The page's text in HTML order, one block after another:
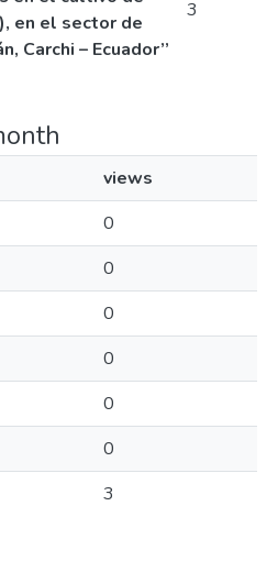
en el sector de
Carchi – Ecuador’’
3
views
0
0
0
0
0
0
3